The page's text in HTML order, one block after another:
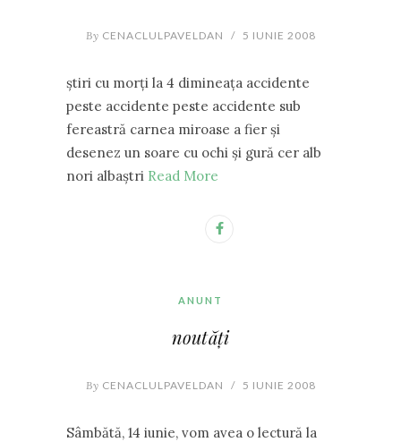
By CENACLULPAVELDAN / 5 IUNIE 2008
ştiri cu morţi la 4 dimineaţa accidente
peste accidente peste accidente sub
fereastră carnea miroase a fier şi
desenez un soare cu ochi şi gură cer alb
nori albaştri Read More
ANUNT
noutăţi
By CENACLULPAVELDAN / 5 IUNIE 2008
Sâmbătă, 14 iunie, vom avea o lectură la